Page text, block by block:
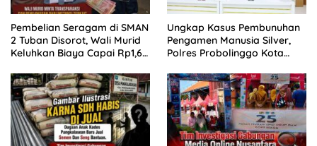
Pembelian Seragam di SMAN
2 Tuban Disorot, Wali Murid
Keluhkan Biaya Capai Rp1,6
Ungkap Kasus Pembunuhan
Pengamen Manusia Silver,
Polres Probolinggo Kota